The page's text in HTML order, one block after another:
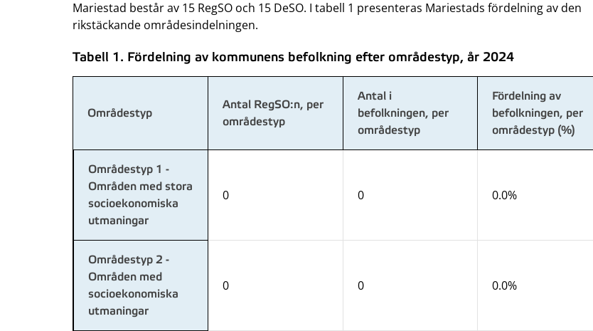
Mariestad består av 15 RegSO och 15 DeSO. I tabell 1 presenteras Mariestads fördelning av den
rikstäckande områdesindelningen.
Tabell 1. Fördelning av kommunens befolkning efter områdestyp, år 2024
Områdestyp
Antal RegSO:n, per
områdestyp
Antal i
befolkningen, per
områdestyp
Fördelning av
befolkningen, per
områdestyp (%)
Områdestyp 1 -
Områden med stora
socioekonomiska
utmaningar
0 0 0.0%
Områdestyp 2 -
Områden med
socioekonomiska
utmaningar
0 0 0.0%